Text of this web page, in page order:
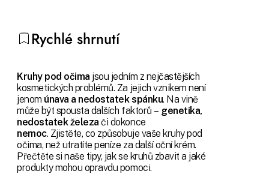
Rychlé shrnutí
Kruhy pod očima jsou jedním z nejčastějších
kosmetických problémů. Za jejich vznikem není
jenom únava a nedostatek spánku. Na vině
může být spousta dalších faktorů – genetika,
nedostatek železači dokonce
nemoc. Zjistěte, co způsobuje vaše kruhy pod
očima, než utratíte peníze za další oční krém.
Přečtěte si naše tipy, jak se kruhů zbavit a jaké
produkty mohou opravdu pomoci.